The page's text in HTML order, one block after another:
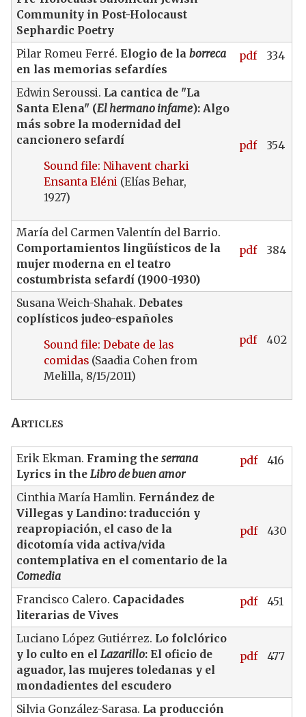
Community in Post-Holocaust
Sephardic Poetry
Pilar Romeu Ferré. Elogio de la borreca
en las memorias sefardíes
pdf 334
Edwin Seroussi. La cantica de "La
Santa Elena" (El hermano infame): Algo
más sobre la modernidad del
cancionero sefardí
Sound file: Nihavent charki
Ensanta Eléni(Elías Behar,
1927)
pdf 354
María del Carmen Valentín del Barrio.
Comportamientos lingüísticos de la
mujer moderna en el teatro
costumbrista sefardí (1900-1930)
pdf 384
Susana Weich-Shahak. Debates
coplísticos judeo-españoles
Sound file: Debate de las
comidas(Saadia Cohen from
Melilla, 8/15/2011)
pdf 402
Articles
Erik Ekman. Framing the serrana
Lyrics in the Libro de buen amor
pdf 416
Cinthia María Hamlin. Fernández de
Villegas y Landino: traducción y
reapropiación, el caso de la
dicotomía vida activa/vida
contemplativa en el comentario de la
Comedia
pdf 430
Francisco Calero. Capacidades
literarias de Vives
pdf 451
Luciano López Gutiérrez. Lo folclórico
y lo culto en el Lazarillo: El oficio de
aguador, las mujeres toledanas y el
mondadientes del escudero
pdf 477
Silvia González-Sarasa. La producción